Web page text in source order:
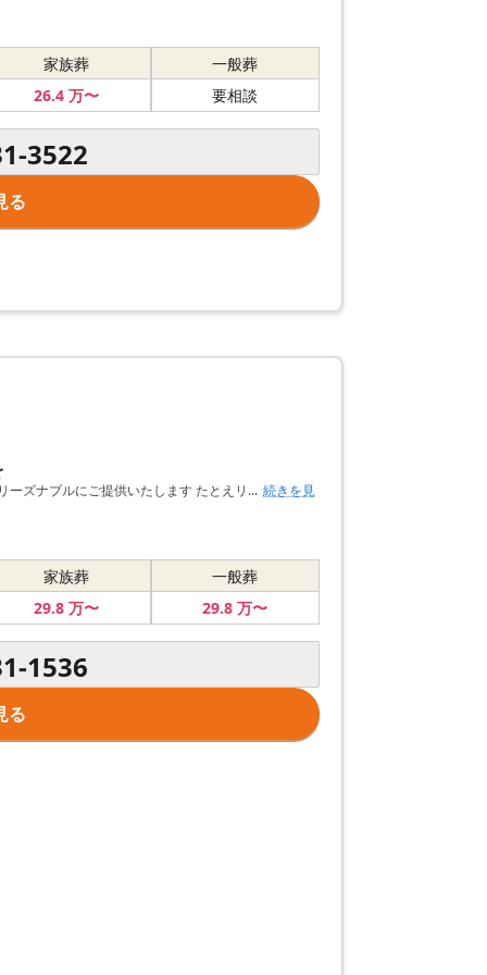
家族葬
26.4 万〜
一般葬
要相談
3522
る
ーズナブルにご提供いたします たとえリ... 続きを見
家族葬
29.8 万〜
一般葬
29.8 万〜
1536
る